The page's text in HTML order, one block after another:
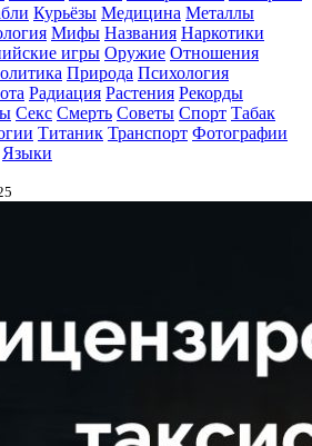
Курьёзы Медицина Металлы
Мифы Названия Наркотики
игры Оружие Отношения
Природа Психология
Радиация Растения Рекорды
Секс Смерть Советы Спорт Табак
Титаник Транспорт Фотографии
Языки